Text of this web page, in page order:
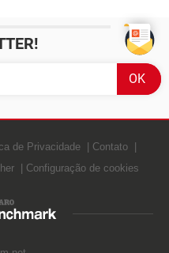
de Privacidade
Contato
Configuração de cookies